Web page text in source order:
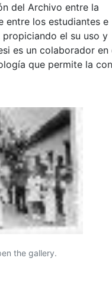
del Archivo entre la
entre los estudiantes e
el su uso y
es un colaborador en
que permite la
the gallery.